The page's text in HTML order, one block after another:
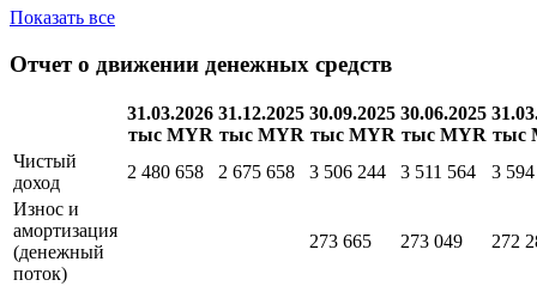
Показать все
Отчет о движении денежных средств
31.03.2026
тыс MYR
31.12.2025
тыс MYR
30.09.2025
тыс MYR
30.06.2025
тыс MYR тыс
Чистый
доход
2 480 658 2 675 658 3 506 244 3 511 564
3
Износ и
амортизация
(денежный
поток)
273 665 273 049 272